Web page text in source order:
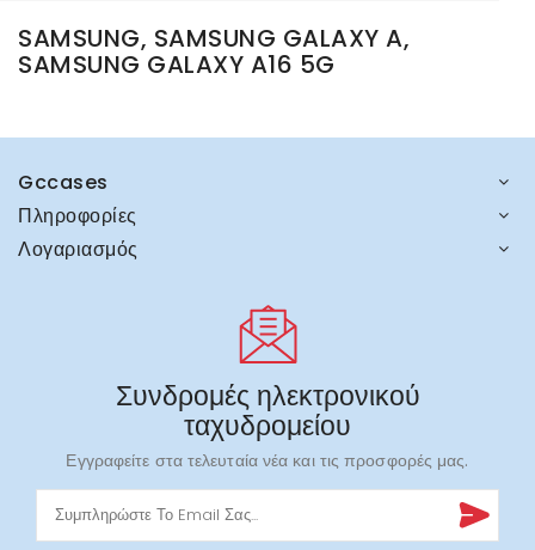
SAMSUNG, SAMSUNG GALAXY A,
SAMSUNG GALAXY A16 5G
Gccases
Πληροφορίες
Λογαριασμός
Συνδρομές ηλεκτρονικού
ταχυδρομείου
Εγγραφείτε στα τελευταία νέα και τις προσφορές μας.